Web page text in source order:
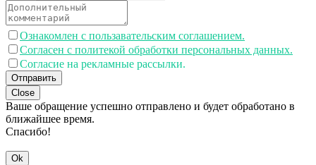
Ознакомлен с пользавательским соглашением.
Согласен с политекой обработки персональных данных.
Согласие на рекламные рассылки.
Отправить
Close
Ваше обращение успешно отправлено и будет обработано в
ближайшее время.
Спасибо!
Ok